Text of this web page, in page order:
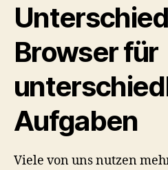
Browser für
Aufgaben
Viele von uns nutzen